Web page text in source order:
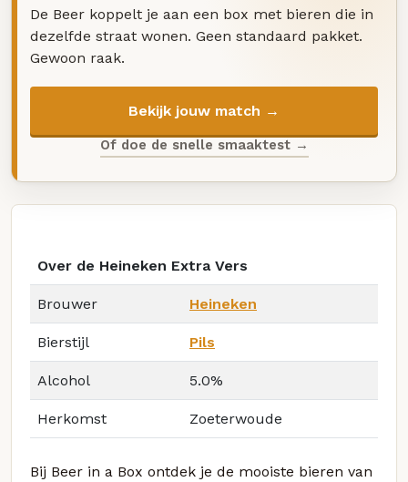
De Beer koppelt je aan een box met bieren die in
dezelfde straat wonen. Geen standaard pakket.
Gewoon raak.
Bekijk jouw match →
Of doe de snelle smaaktest →
Over de Heineken Extra Vers
Brouwer Heineken
Bierstijl Pils
Alcohol 5.0%
Herkomst Zoeterwoude
Bij Beer in a Box ontdek je de mooiste bieren van